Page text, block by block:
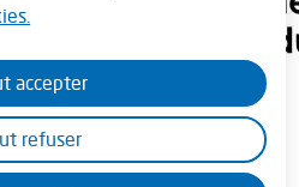
accepter
refuser
est fermée le